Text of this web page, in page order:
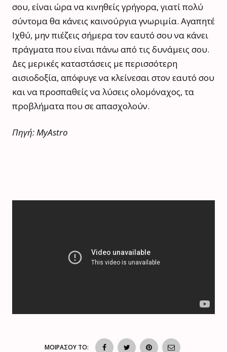
σου, είναι ώρα να κινηθείς γρήγορα, γιατί πολύ
σύντομα θα κάνεις καινούργια γνωριμία. Αγαπητέ
Ιχθύ, μην πιέζεις σήμερα τον εαυτό σου να κάνει
πράγματα που είναι πάνω από τις δυνάμεις σου.
Δες μερικές καταστάσεις με περισσότερη
αισιοδοξία, απόφυγε να κλείνεσαι στον εαυτό σου
και να προσπαθείς να λύσεις ολομόναχος, τα
προβλήματα που σε απασχολούν.
Πηγή: MyAstro
ΜΟΙΡΑΣΟΥ ΤΟ: